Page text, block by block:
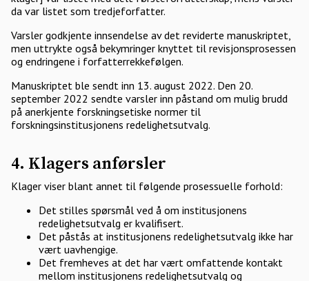
da var listet som tredjeforfatter.
Varsler godkjente innsendelse av det reviderte manuskriptet,
men uttrykte også bekymringer knyttet til revisjonsprosessen
og endringene i forfatterrekkefølgen.
Manuskriptet ble sendt inn 13. august 2022. Den 20.
september 2022 sendte varsler inn påstand om mulig brudd
på anerkjente forskningsetiske normer til
forskningsinstitusjonens redelighetsutvalg.
4. Klagers anførsler
Klager viser blant annet til følgende prosessuelle forhold:
Det stilles spørsmål ved å om institusjonens
redelighetsutvalg er kvalifisert.
Det påstås at institusjonens redelighetsutvalg ikke har
vært uavhengige.
Det fremheves at det har vært omfattende kontakt
mellom institusjonens redelighetsutvalg og